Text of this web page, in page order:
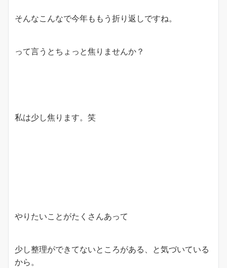
そんなこんなで今年ももう折り返しですね。
って言うとちょっと焦りませんか？
私は少し焦ります。笑
やりたいことがたくさんあって
少し整理ができてないところがある、と気づいている
から。